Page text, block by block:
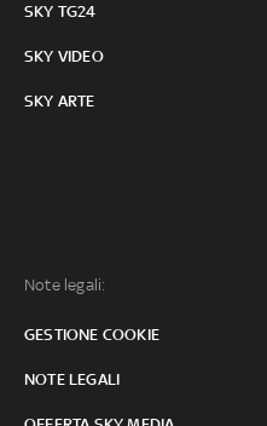
SKY TG24
SKY VIDEO
SKY ARTE
Note legali:
GESTIONE COOKIE
NOTE LEGALI